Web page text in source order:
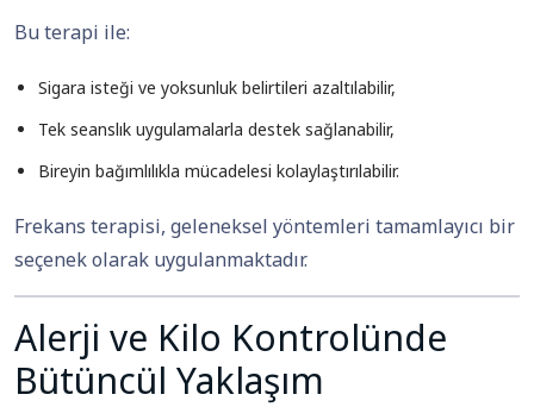
Bu terapi ile:
Sigara isteği ve yoksunluk belirtileri azaltılabilir,
Tek seanslık uygulamalarla destek sağlanabilir,
Bireyin bağımlılıkla mücadelesi kolaylaştırılabilir.
Frekans terapisi, geleneksel yöntemleri tamamlayıcı bir
seçenek olarak uygulanmaktadır.
Alerji ve Kilo Kontrolünde
Bütüncül Yaklaşım